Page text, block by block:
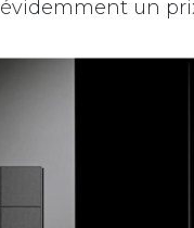
évidemment un